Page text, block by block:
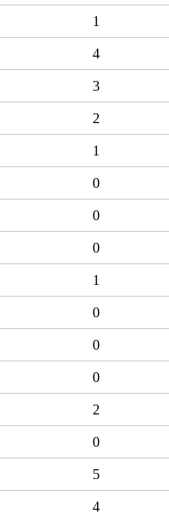
1
4
3
2
1
0
0
0
1
0
0
0
2
0
5
4